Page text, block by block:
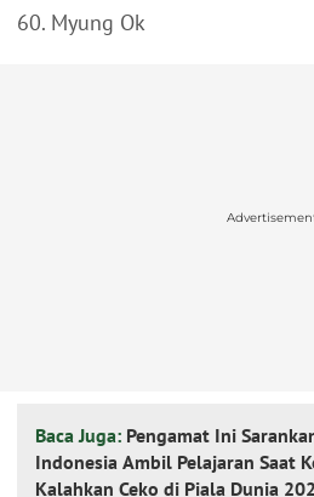
60. Myung Ok
Baca Juga: Pengamat Ini
Indonesia Ambil Pelajaran Saat
Kalahkan Ceko di Piala Dunia